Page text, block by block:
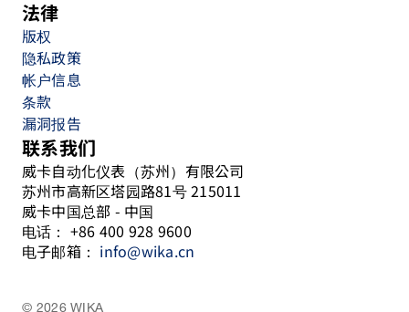
法律
版权
隐私政策
帐户信息
条款
漏洞报告
联系我们
威卡自动化仪表（苏州）有限公司
苏州市高新区塔园路81号 215011
威卡中国总部 - 中国
电话： +86 400 928 9600
电子邮箱： info@wika.cn
© 2026 WIKA